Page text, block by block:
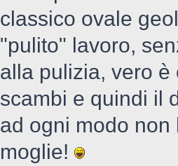
classico ovale
"pulito" lavoro,
alla pulizia, vero
scambi e quindi il
ad ogni modo
moglie!